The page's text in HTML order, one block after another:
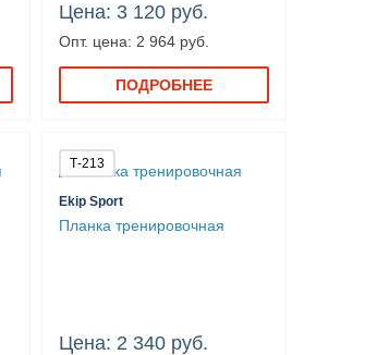
Цена: 3 120 руб.
Опт. цена: 2 964 руб.
ПОДРОБНЕЕ
Т-213
Ekip Sport
Планка тренировочная
Цена: 2 340 руб.